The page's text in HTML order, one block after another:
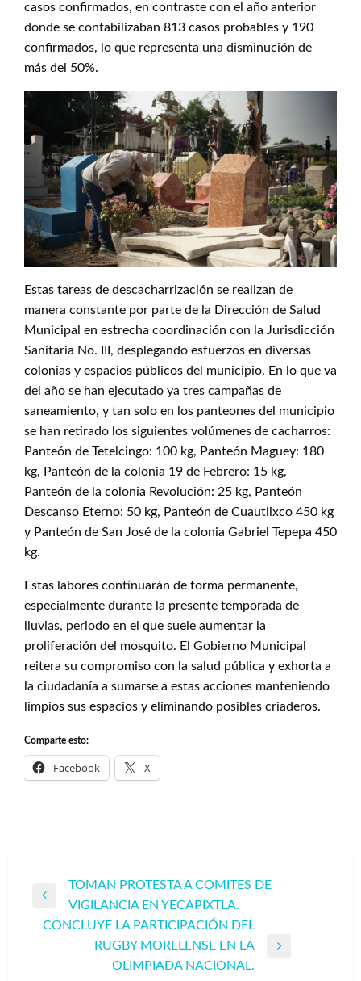
casos confirmados, en contraste con el año anterior
donde se contabilizaban 813 casos probables y 190
confirmados, lo que representa una disminución de
más del 50%.
Estas tareas de descacharrización se realizan de
manera constante por parte de la Dirección de Salud
Municipal en estrecha coordinación con la Jurisdicción
Sanitaria No. III, desplegando esfuerzos en diversas
colonias y espacios públicos del municipio. En lo que va
del año se han ejecutado ya tres campañas de
saneamiento, y tan solo en los panteones del municipio
se han retirado los siguientes volúmenes de cacharros:
Panteón de Tetelcingo: 100 kg, Panteón Maguey: 180
kg, Panteón de la colonia 19 de Febrero: 15 kg,
Panteón de la colonia Revolución: 25 kg, Panteón
Descanso Eterno: 50 kg, Panteón de Cuautlixco 450 kg
y Panteón de San José de la colonia Gabriel Tepepa 450
kg.
Estas labores continuarán de forma permanente,
especialmente durante la presente temporada de
lluvias, periodo en el que suele aumentar la
proliferación del mosquito. El Gobierno Municipal
reitera su compromiso con la salud pública y exhorta a
la ciudadanía a sumarse a estas acciones manteniendo
limpios sus espacios y eliminando posibles criaderos.
Comparte esto:
Facebook X
Navegación
entradas
Entrada
anterior
TOMAN PROTESTA A COMITES DE
VIGILANCIA EN YECAPIXTLA.
CONCLUYE LA PARTICIPACIÓN DEL
RUGBY MORELENSE EN LA
OLIMPIADA NACIONAL.